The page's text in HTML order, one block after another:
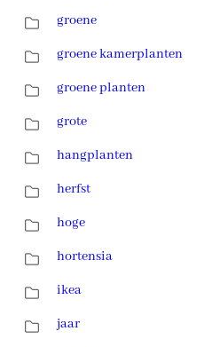
groene
groene kamerplanten
groene planten
grote
hangplanten
herfst
hoge
hortensia
ikea
jaar